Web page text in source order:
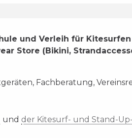
und Verleih für
Store (Bikini,
Fachberatung,
und der Kitesurf- und Stand-